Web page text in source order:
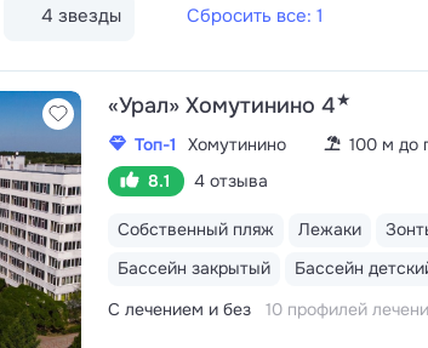
4 звезды Сбросить все: 1
«Урал» Хомутинино 4★
Топ-1 Хомутинино
100 м до
8.1
4 отзыва
Собственный пляж Лежаки
Бассейн закрытый
Бассейн
С лечением и без
10 профилей